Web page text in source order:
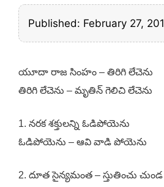
Published: February 27,
యూదా రాజ సింహం – తిరిగి లేచెను
తిరిగి లేచెను – మృతిన్‌ గెలిచి లేచెను
1. నరక శక్తులన్ని ఓడిపోయెను
ఓడిపోయెను – ఆవి వాడి పోయెను
2. దూత సైన్యమంత – స్తుతించు చుండ